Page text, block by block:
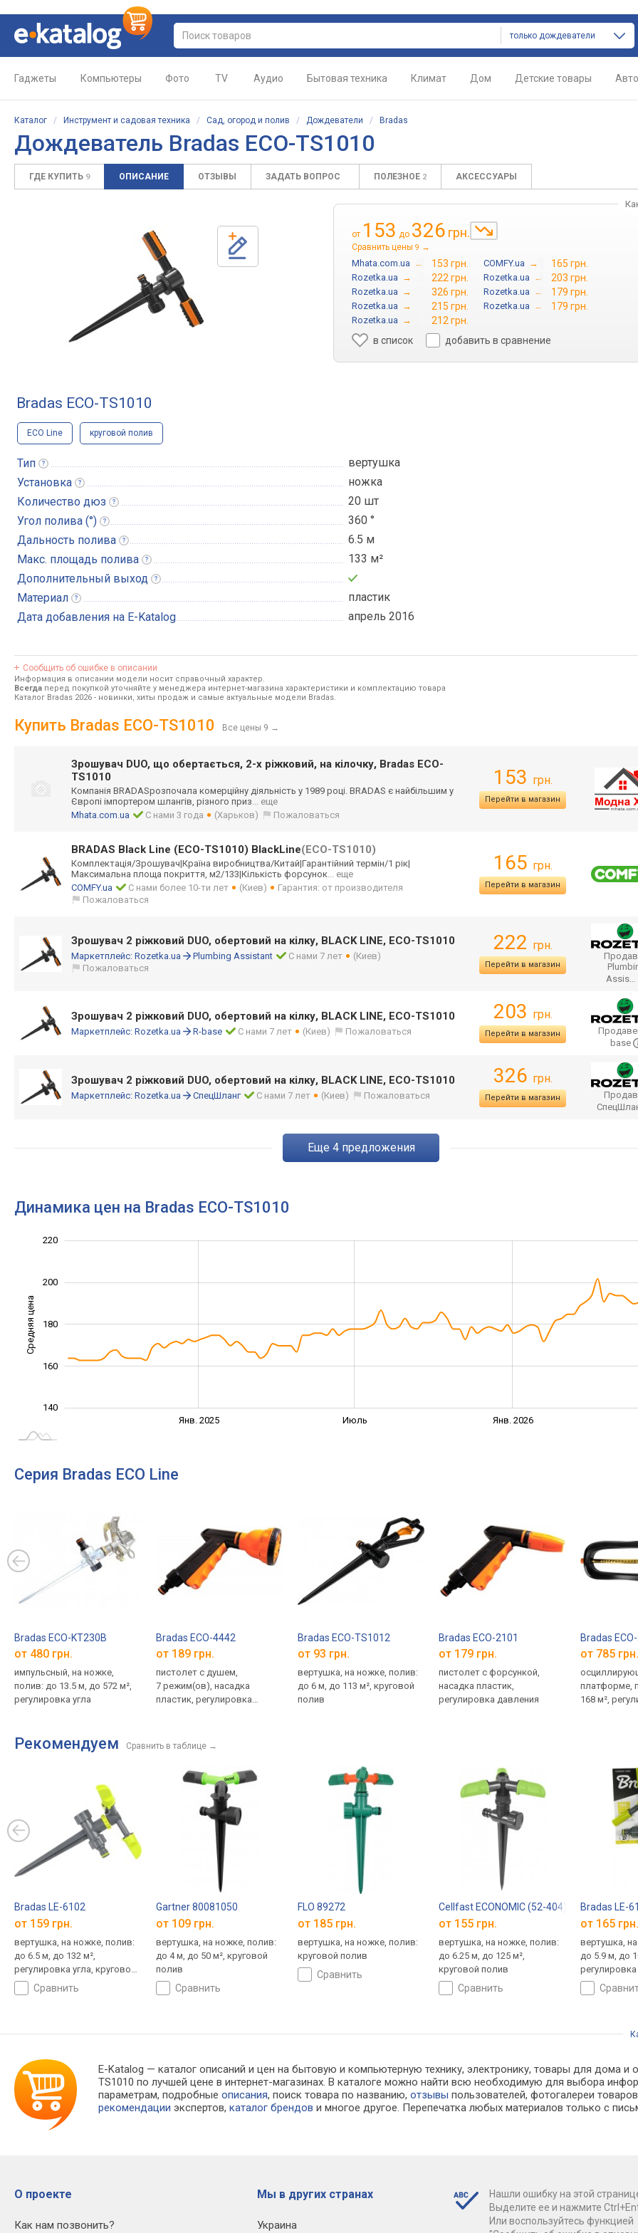
только дождеватели
Гаджеты Компьютеры Фото TV Аудио Бытовая техника Климат Дом Детские товары Авто
Каталог / Инструмент и садовая техника / Сад, огород и полив / Дождеватели / Bradas
Дождеватель Bradas ECO-TS1010
ГДЕ КУПИТЬ 9 ОПИСАНИЕ ОТЗЫВЫ ЗАДАТЬ ВОПРОС ПОЛЕЗНОЕ 2 АКСЕССУАРЫ
от 153 до 326 грн.
Сравнить цены 9 →
Mhata.com.ua → 153 грн. COMFY.ua → 165 грн.
Rozetka.ua → 222 грн. Rozetka.ua → 203 грн.
Rozetka.ua → 326 грн. Rozetka.ua → 179 грн.
Rozetka.ua → 215 грн. Rozetka.ua → 179 грн.
Rozetka.ua →
212 грн.
в список
добавить в сравнение
Bradas ECO-TS1010
ECO Line круговой полив
Тип
вертушка
Установка
ножка
Количество дюз
20 шт
Угол полива (°)
360 °
Дальность полива
6.5 м
Макс. площадь полива
133 м²
Дополнительный выход
Материал
пластик
Дата добавления на E-Katalog
апрель 2016
Сообщить об ошибке в описании
Информация в описании модели носит справочный характер.
Всегда перед покупкой уточняйте у менеджера интернет-магазина характеристики и комплектацию товара
Каталог Bradas 2026 - новинки, хиты продаж и самые актуальные модели Bradas.
Купить Bradas ECO-TS1010 Все цены 9 →
Зрошувач DUO, що обертається, 2-х ріжковий, на кілочку, Bradas ECO-
TS1010
Компанія BRADASрозпочала комерційну діяльність у 1989 році. BRADAS є найбільшим у
Європі імпортером шлангів, різного приз... еще
Mhata.com.ua
С нами 3 года (Харьков) Пожаловаться
153 грн.
Перейти в магазин
BRADAS Black Line (ECO-TS1010) BlackLine(ECO-TS1010)
Комплектація/Зрошувач|Країна виробництва/Китай|Гарантійний термін/1 рік|
Максимальна площа покриття, м2/133|Кількість форсунок... еще
COMFY.ua
С нами более 10-ти лет (Киев)
Гарантия: от производителя
Пожаловаться
165 грн.
Перейти в магазин
Зрошувач 2 ріжковий DUO, обертовий на кілку, BLACK LINE, ECO-TS1010
Маркетплейс: Rozetka.ua Plumbing Assistant С нами 7 лет
(Киев)
Пожаловаться
222 грн.
Перейти в магазин
Assis…
Зрошувач 2 ріжковий DUO, обертовий на кілку, BLACK LINE, ECO-TS1010
Маркетплейс: Rozetka.ua R-base С нами 7 лет (Киев) Пожаловаться
203 грн.
Перейти в магазин
base
Зрошувач 2 ріжковий DUO, обертовий на кілку, BLACK LINE, ECO-TS1010
Маркетплейс: Rozetka.ua СпецШланг С нами 7 лет (Киев) Пожаловаться
326 грн.
Перейти в магазин
eще 4предложения
Динамика цен на Bradas ECO-TS1010
Средняя цена 140
140
160
180
200
220
Янв. 2025 Июль Янв. 2026
Серия Bradas ECO Line
Bradas ECO-KT230B
от 480 грн.
импульсный, на ножке,
полив: до 13.5 м, до 572 м²,
регулировка угла
Bradas ECO-4442
от 189 грн.
пистолет с душем,
7 режим(ов), насадка
пластик, регулировка
Bradas ECO-TS1012
от 93 грн.
вертушка, на ножке, полив:
до 6 м, до 113 м², круговой
полив
Bradas ECO-2101
от 179 грн.
пистолет с форсункой,
насадка пластик,
регулировка давления
Bradas
от 785
платформе,
168 м²,
Рекомендуем Сравнить в таблице →
Bradas LE-6102
от 159 грн.
вертушка, на ножке, полив:
до 6.5 м, до 132 м²,
регулировка угла, круговой
поливсравнить
Gartner 80081050
от 109 грн.
вертушка, на ножке, полив:
до 4 м, до 50 м², круговой
полив
сравнить
FLO 89272
от 185 грн.
вертушка, на ножке, полив:
круговой полив
сравнить
Cellfast ECONOMIC (52-404)
от 155 грн.
вертушка, на ножке, полив:
до 6.25 м, до 125 м²,
круговой полив
сравнить
Bradas LE-
от 165
вертушка,
до 5.9 м, до
регулировка
полив
E-Katalog — каталог описаний и цен на бытовую и компьютерную технику, электронику, товары для дома
TS1010 по лучшей цене в интернет-магазинах. В каталоге можно найти всю необходимую для выбора
параметрам, подробныеописания, поиск товара по названию,отзывы пользователей, фотогалереи
рекомендации экспертов,каталог брендов и многое другое. Перепечатка любых материалов только с
О проекте
Как нам позвонить?
Мы в других странах
Украина
Нашли ошибку на этой
Выделите ее и нажмите
Или воспользуйтесь функцией